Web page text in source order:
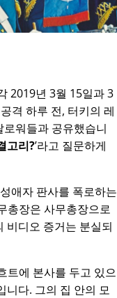
2019년 3월 15일과 3
격 하루 전, 터키의 레
워들과 공유했습니
고리?라고 질문하게
애자 판사를 폭로하는
총장은 사무총장으로
비디오 증거는 분실되
트에 본사를 두고 있으
니다. 그의 집 안의 모